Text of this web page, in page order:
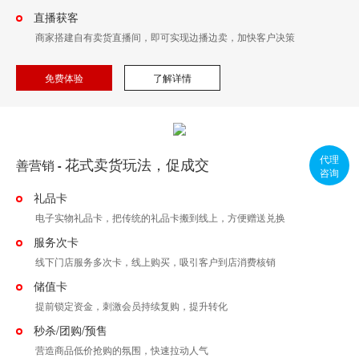
直播获客
商家搭建自有卖货直播间，即可实现边播边卖，加快客户决策
免费体验 了解详情
善营销 - 花式卖货玩法，促成交
礼品卡
电子实物礼品卡，把传统的礼品卡搬到线上，方便赠送兑换
服务次卡
线下门店服务多次卡，线上购买，吸引客户到店消费核销
储值卡
提前锁定资金，刺激会员持续复购，提升转化
秒杀/团购/预售
营造商品低价抢购的氛围，快速拉动人气
代理
咨询